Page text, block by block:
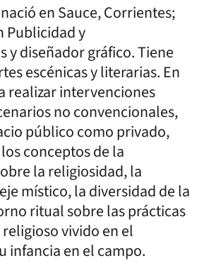
en Sauce, Corrientes;
Publicidad y
y diseñador gráfico. Tiene
escénicas y literarias. En
realizar intervenciones
no convencionales,
público como privado,
conceptos de la
la religiosidad, la
místico, la diversidad de la
ritual sobre las prácticas
vivido en el
infancia en el campo.